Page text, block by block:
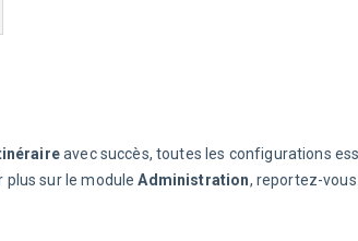
avec succès, toutes les configurations
plus sur le module Administration, reportez-